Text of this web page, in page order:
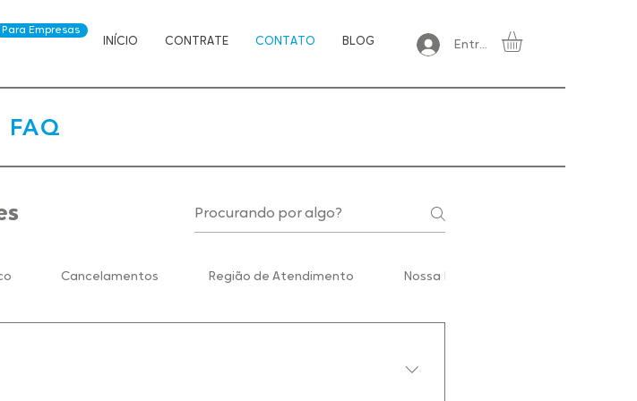
INÍCIO CONTRATE CONTATO BLOG
Para Empresas
Entrar
FAQ
Cancelamentos Região de Atendimento Nossa Política